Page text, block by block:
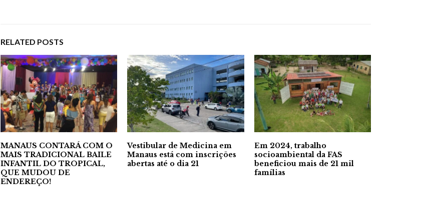
RELATED POSTS
MANAUS CONTARÁ COM O
MAIS TRADICIONAL BAILE
INFANTIL DO TROPICAL,
QUE MUDOU DE
ENDEREÇO!
Vestibular de Medicina em
Manaus está com inscrições
abertas até o dia 21
Em 2024, trabalho
socioambiental da FAS
beneficiou mais de 21 mil
famílias